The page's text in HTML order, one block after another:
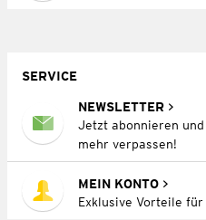
SERVICE
NEWSLETTER
Jetzt abonnieren
mehr verpassen!
MEIN KONTO
Exklusive Vorteile für